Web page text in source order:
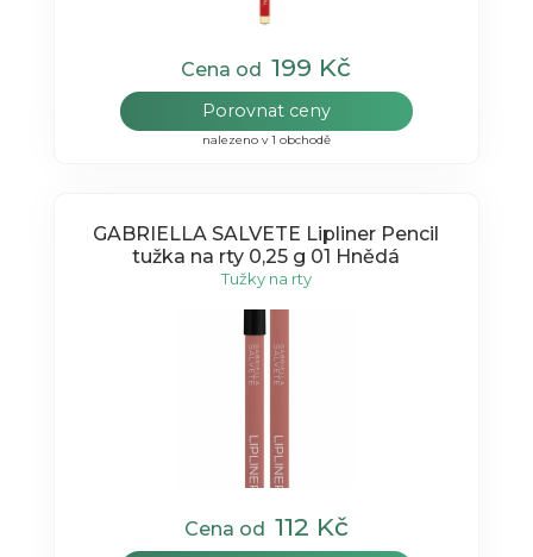
Cena od199 Kč
Porovnat ceny
nalezeno v 1 obchodě
GABRIELLA SALVETE Lipliner Pencil
tužka na rty 0,25 g 01 Hnědá
Tužky na rty
Cena od 112 Kč